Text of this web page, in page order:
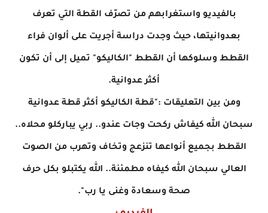
بالفيديو واستغرابهم من تصرّف القطة التي تعرف
بعدوانيتها، حيث وجدت دراسة أجريت على ألوان فراء
القطط وسلوكها أن القطط "الكاليكو" تميل إلى أن تكون
أكثر عدوانية.
ومن بين التعليقات :"قطة الكاليكو أكثر قطة عدوانية
سبحان الله كيفاش ركحت وجات عندو.. ربي يباركلو محلاه..
القطط بجميع أنواعها تنزعج وتخاف وتهرب من الصوت
العالي سبحان الله كيفاه مطمئنة.. الله يكتبلو بكل حرف
صحة وسعادة وغنى يا رب".